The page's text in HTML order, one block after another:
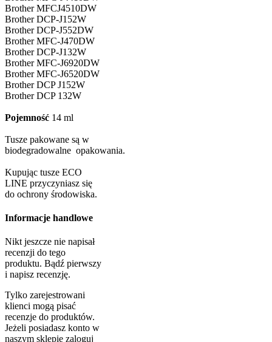
Brother MFCJ4510DW
Brother DCP-J152W
Brother DCP-J552DW
Brother MFC-J470DW
Brother DCP-J132W
Brother MFC-J6920DW
Brother MFC-J6520DW
Brother DCP J152W
Brother DCP 132W
Pojemność 14 ml
Tusze pakowane są w
biodegradowalne opakowania.
Kupując tusze ECO
LINE przyczyniasz się
do ochrony środowiska.
Informacje handlowe
Nikt jeszcze nie napisał
recenzji do tego
produktu. Bądź pierwszy
i napisz recenzję.
Tylko zarejestrowani
klienci mogą pisać
recenzje do produktów.
Jeżeli posiadasz konto w
naszym sklepie zaloguj